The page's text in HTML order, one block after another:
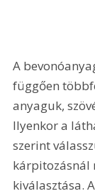
A
függően
anyaguk,
Ilyenkor a
szerint
kárpitozásnál
kiválasztása.